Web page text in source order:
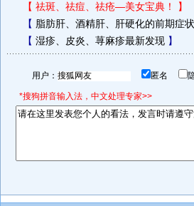
【 祛斑、祛痘、祛疮—美女宝典！ 】
【 脂肪肝、酒精肝、肝硬化的前期症状
【 湿疹、皮炎、荨麻疹最新发现】
用户： 匿名
*搜狗拼音输入法，中文处理专家>>